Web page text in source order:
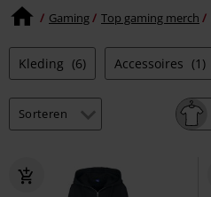
Gaming Top gaming merch
Kleding (6) Accessoires (1)